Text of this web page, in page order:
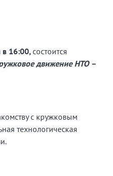
в 16:00, состоится
движение НТО –
с кружковым
технологическая